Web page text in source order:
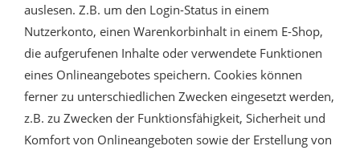
auslesen. Z.B. um den Login-Status in einem
Nutzerkonto, einen Warenkorbinhalt in einem E-Shop,
die aufgerufenen Inhalte oder verwendete Funktionen
eines Onlineangebotes speichern. Cookies können
ferner zu unterschiedlichen Zwecken eingesetzt werden,
z.B. zu Zwecken der Funktionsfähigkeit, Sicherheit und
Komfort von Onlineangeboten sowie der Erstellung von